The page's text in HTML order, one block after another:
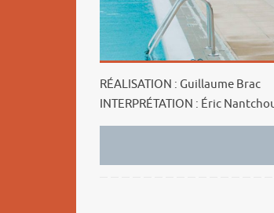
RÉALISATION : Guillaume Brac
INTERPRÉTATION : Éric